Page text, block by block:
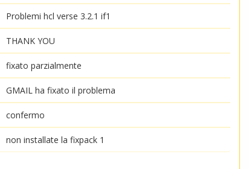
Problemi hcl verse 3.2.1 if1
THANK YOU
fixato parzialmente
GMAIL ha fixato il problema
confermo
non installate la fixpack 1